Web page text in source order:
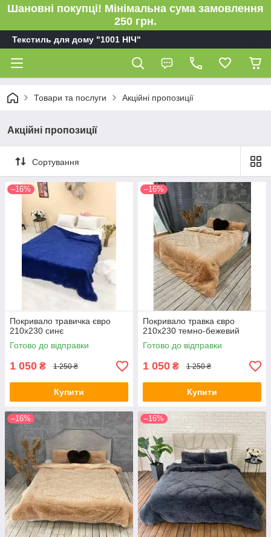
Шановні покупці! Мінімальна сума замовлення
250 грн.
Текстиль для дому "1001 НІЧ"
Товари та послуги Акційні пропозиції
Акційні пропозиції
Сортування
–16%
Покривало травичка євро
210х230 синє
Готово до відправки
1 050 ₴ 1 250 ₴
Купити
–16%
Покривало травка євро
210х230 темно-бежевий
Готово до відправки
1 050 ₴ 1 250 ₴
Купити
–16% –16%